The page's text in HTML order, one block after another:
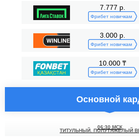
7.777 р.
Фрибет новичкам
3.000 р.
Фрибет новичкам
10.000 ₸
Фрибет новичкам
Основной
06:30 МСК
ТИТУЛЬНЫЙ. ПОЛУТЯЖЕЛЫЙ